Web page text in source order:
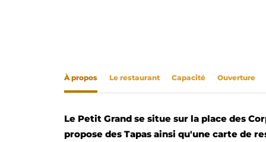
À propos Le restaurant Capacité Ouverture
Le Petit Grand se situe sur la place des
propose des Tapas ainsi qu'une carte de